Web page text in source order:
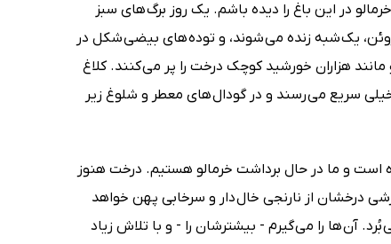
در این باغ را دیده باشم. یک روز برگ های سبز
یک شبه زنده می شوند، و توده های بیضی شکل در
هزاران خورشید کوچک درخت را پر می کنند. کلاغ
سریع می رسند و در گودال های معطر و شلوغ زیر
است و ما در حال برداشت خرمالو هستیم. درخت هنوز
درخشان از نارنجی خال دار و سرخابی پهن خواهد
آن ها را می گیرم - بیشترشان را - و با تلاش زیاد